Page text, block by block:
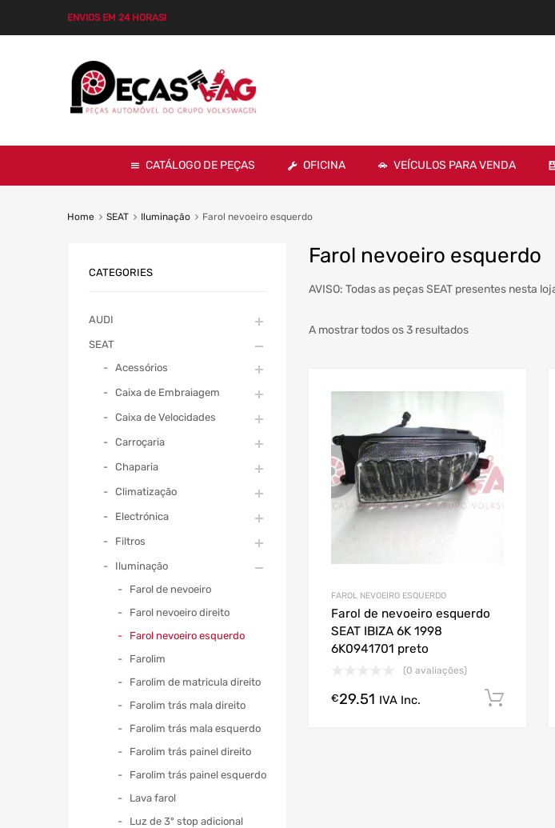
ENVIOS EM 24 HORAS!
CATÁLOGO DE PEÇAS OFICINA VEÍCULOS PARA VENDA
Home SEAT Iluminação Farol nevoeiro esquerdo
Farol nevoeiro esquerdo
AVISO: Todas as peças SEAT presentes nesta
A mostrar todos os 3 resultados
FAROL NEVOEIRO ESQUERDO
Farol de nevoeiro esquerdo
SEAT IBIZA 6K 1998
6K0941701 preto
(0 avaliações)
€29.51 IVA Inc.
CATEGORIES
AUDI
SEAT
Acessórios
Caixa de Embraiagem
Caixa de Velocidades
Carroçaria
Chaparia
Climatização
Electrónica
Filtros
Iluminação
Farol de nevoeiro
Farol nevoeiro direito
Farol nevoeiro esquerdo
Farolim
Farolim de matricula direito
Farolim trás mala direito
Farolim trás mala esquerdo
Farolim trás painel direito
Farolim trás painel esquerdo
Lava farol
Luz de 3º stop adicional